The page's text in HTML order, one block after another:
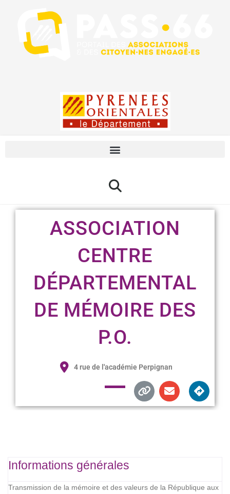
ASSOCIATION
CENTRE
DÉPARTEMENTAL
DE MÉMOIRE DES
P.O.
4 rue de l'académie Perpignan
Informations générales
Transmission de la mémoire et des valeurs de la République aux